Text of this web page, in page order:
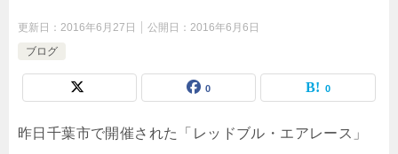
更新日： 2016年6月27日 公開日： 2016年6月6日
ブログ
0 0
昨日千葉市で開催された「レッドブル・エアレース」